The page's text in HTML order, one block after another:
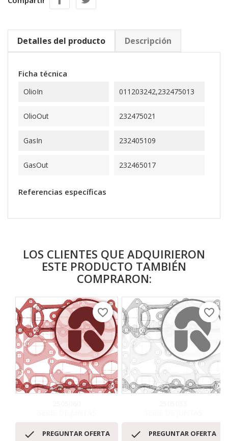
Detalles del producto Descripción
Ficha técnica
OlioIn 011203242,232475013
OlioOut 232475021
GasIn 232405109
GasOut 232465017
Referencias específicas
LOS CLIENTES QUE ADQUIRIERON
ESTE PRODUCTO TAMBIÉN
COMPRARON:
 PREGUNTAR OFERTA
favorite_border
 PREGUNTAR OFERTA
favorite_border